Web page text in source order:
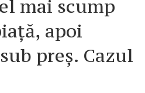
mai scump
apoi
preș. Cazul